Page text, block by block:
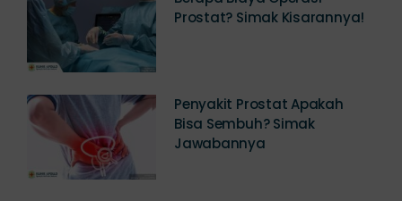
Berapa Biaya Operasi
Penyakit Prostat Apakah
Bisa Sembuh? Simak